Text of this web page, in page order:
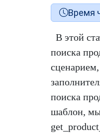
Время
В этой
поиска
поиска
шаблон, мы